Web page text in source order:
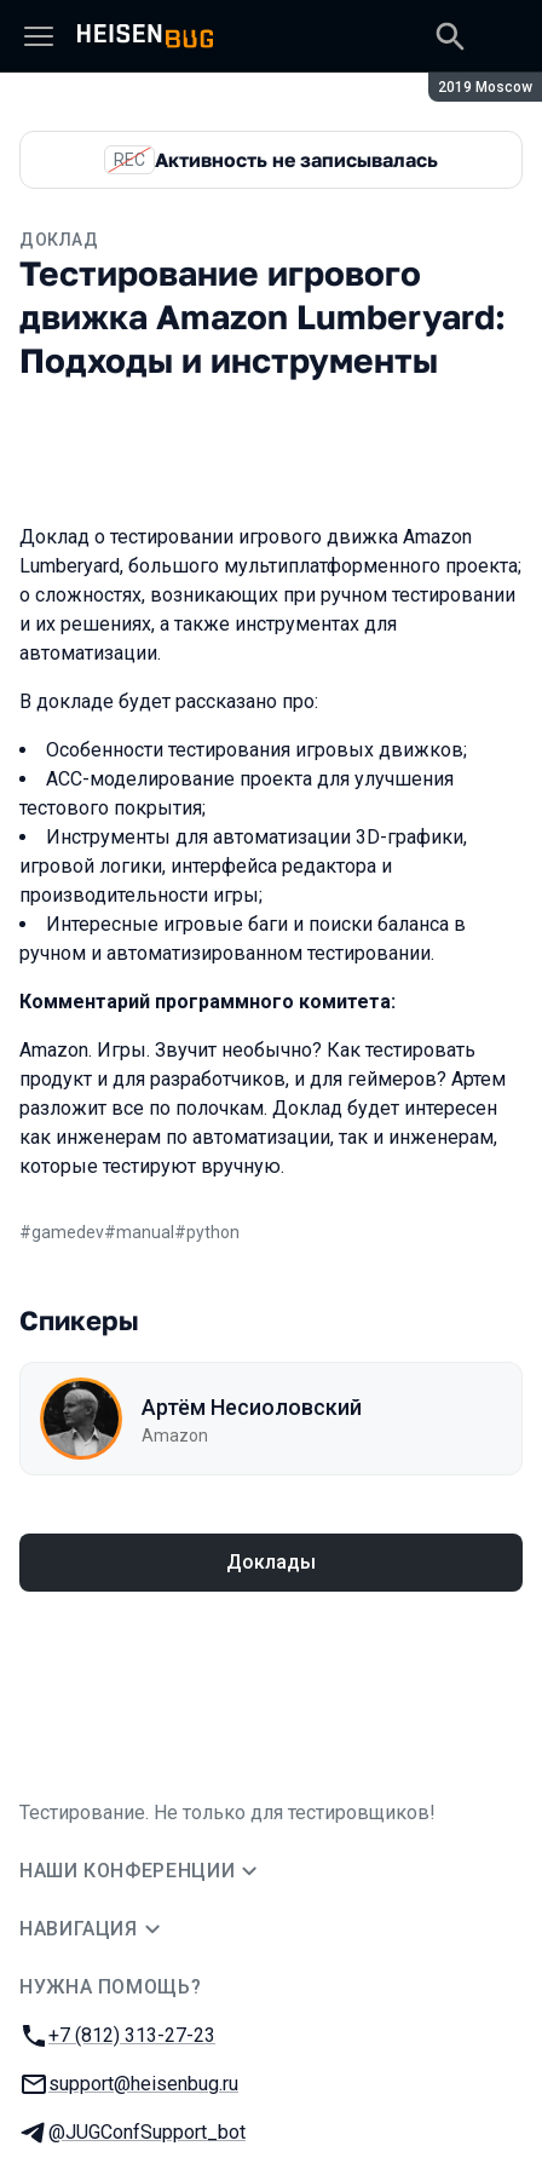
Сезон:
2019 Moscow
REC Активность не записывалась
ДОКЛАД
Тестирование игрового
движка Amazon Lumberyard:
Подходы и инструменты
Доклад о тестировании игрового движка Amazon
Lumberyard, большого мультиплатформенного проекта;
о сложностях, возникающих при ручном тестировании
и их решениях, а также инструментах для
автоматизации.
В докладе будет рассказано про:
Особенности тестирования игровых движков;
ACC-моделирование проекта для улучшения
тестового покрытия;
Инструменты для автоматизации 3D-графики,
игровой логики, интерфейса редактора и
производительности игры;
Интересные игровые баги и поиски баланса в
ручном и автоматизированном тестировании.
Комментарий программного комитета:
Amazon. Игры. Звучит необычно? Как тестировать
продукт и для разработчиков, и для геймеров? Артем
разложит все по полочкам. Доклад будет интересен
как инженерам по автоматизации, так и инженерам,
которые тестируют вручную.
#gamedev#manual #python
Спикеры
Артём Несиоловский
Amazon
Доклады
Тестирование. Не только для тестировщиков!
НАШИ КОНФЕРЕНЦИИ
НАВИГАЦИЯ
НУЖНА ПОМОЩЬ?
Телефон:
+7 (812) 313-27-23
E-mail:
support@heisenbug.ru
Телеграм:
@JUGConfSupport_bot